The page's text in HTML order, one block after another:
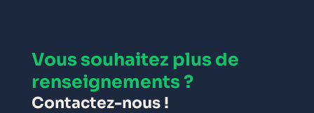
Vous souhaitez plus de
renseignements ?
Contactez-nous !